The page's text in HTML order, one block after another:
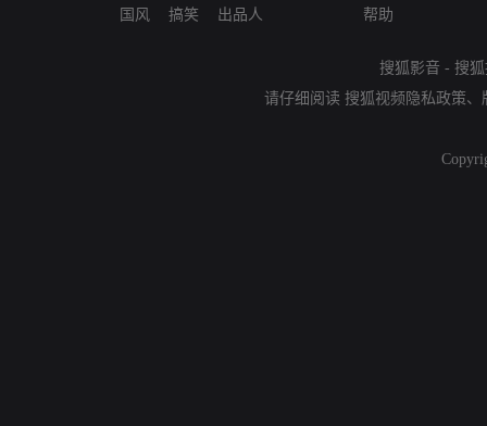
国风
搞笑
出品人
帮助
搜狐影音 - 搜
请仔细阅读 搜狐视频隐私政策、